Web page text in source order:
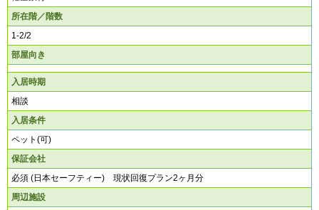
所在階／階数
1-2/2
部屋向き
入居時期
相談
入居条件
ペット(可)
保証会社
必須 (日本セーフティー) 現状回復プラン2ヶ月分
周辺施設